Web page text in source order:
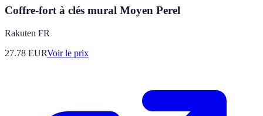
Coffre-fort à clés mural Moyen Perel
Rakuten FR
27.78 EURVoir le prix